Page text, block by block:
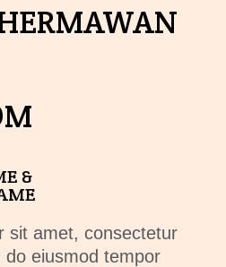
&
sit amet, consectetur
do eiusmod tempor